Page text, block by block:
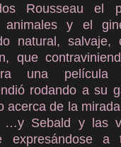
Rousseau el
animales y el
natural, salvaje,
que
una película
rodando a su
acerca de la
…y Sebald y las
expresándose